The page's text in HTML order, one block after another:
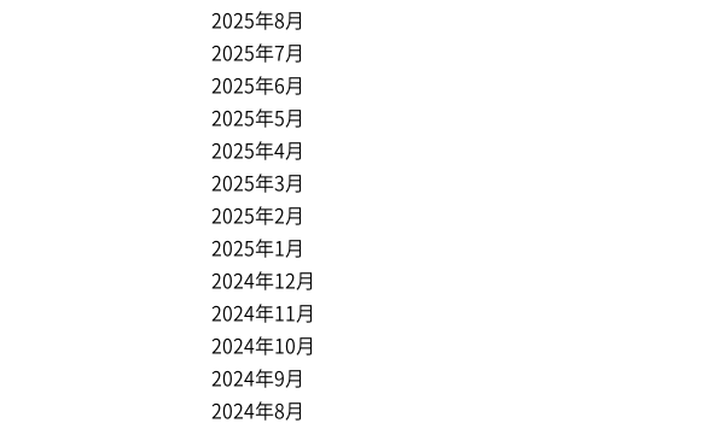
2025年8月
2025年7月
2025年6月
2025年5月
2025年4月
2025年3月
2025年2月
2025年1月
2024年12月
2024年11月
2024年10月
2024年9月
2024年8月